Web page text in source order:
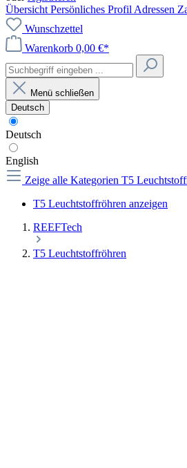
Übersicht Persönliches Profil Adressen
Wunschzettel
Warenkorb 0,00 €*
Menü schließen
Deutsch
Deutsch
English
Zeige alle Kategorien T5
T5 Leuchtstoffröhren anzeigen
REEFTech
T5 Leuchtstoffröhren